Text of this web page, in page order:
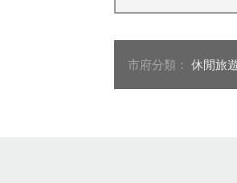
市府分類： 休閒旅